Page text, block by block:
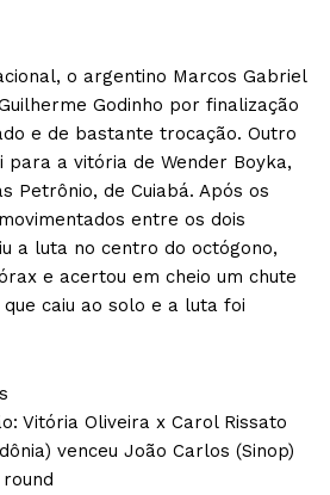
o argentino Marcos Gabriel
Godinho por finalização
e de bastante trocação. Outro
para a vitória de Wender Boyka,
Petrônio, de Cuiabá. Após os
entre os dois
a luta no centro do octógono,
e acertou em cheio um chute
caiu ao solo e a luta foi
Vitória Oliveira x Carol Rissato
venceu João Carlos (Sinop)